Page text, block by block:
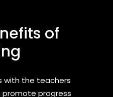
of
with the teachers
progress